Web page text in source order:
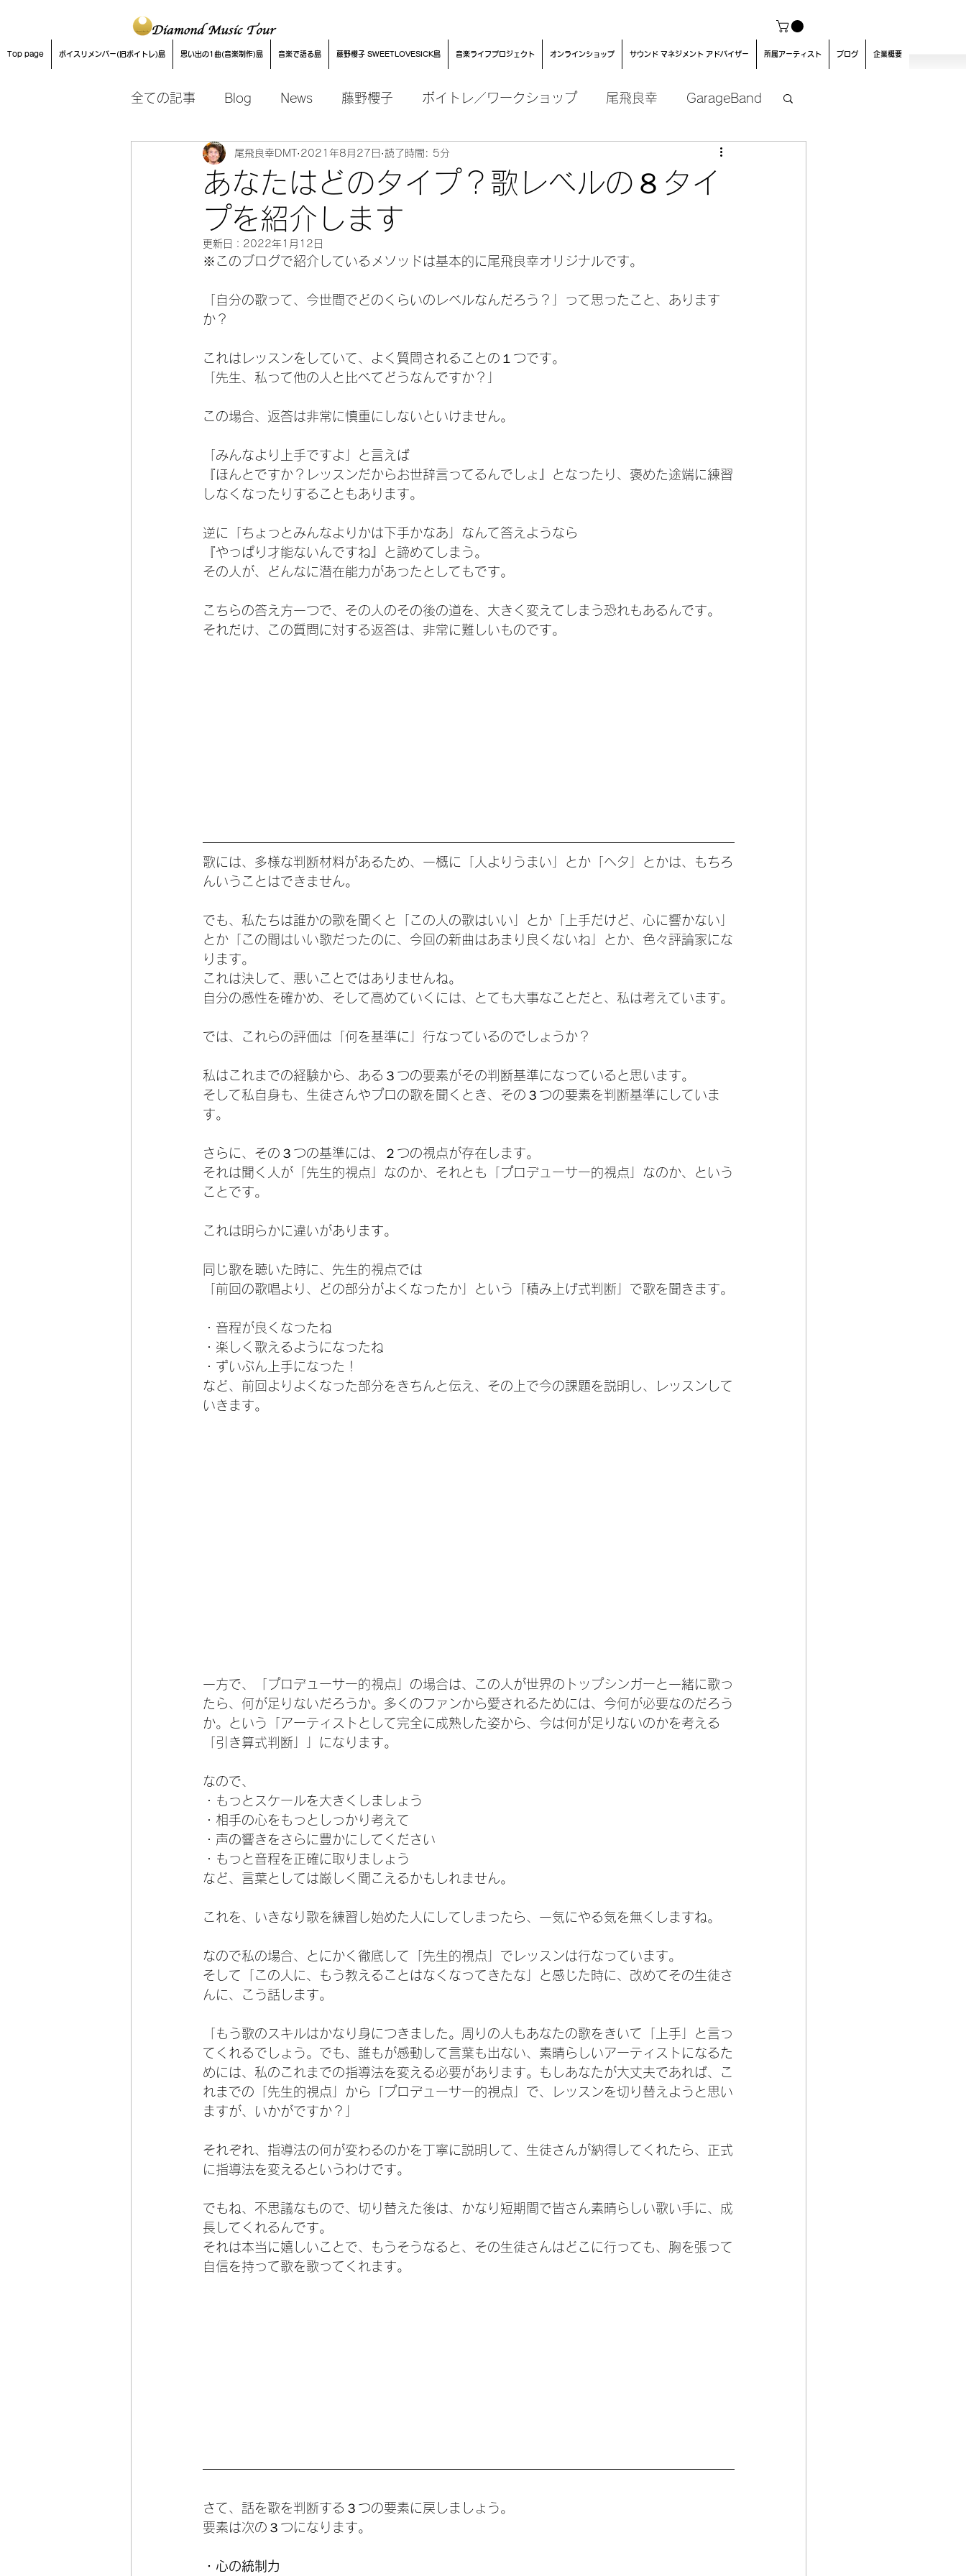
Top page ボイスリメンバー(旧ボイトレ)島 思い出の1曲(音楽制作)島 音楽で語る島 藤野櫻子 SWEETLOVESICK島 音楽ライフプロジェクト オンラインショップ サウンド マネジメント アドバイザー 所属アーティスト ブログ 企業概要
全ての記事 Blog News 藤野櫻子 ボイトレ／ワークショップ 尾飛良幸 GarageBand
音楽制作
あなたはどのタイプ？歌レベルの８タイ
プを紹介します
尾飛良幸DMT 2021年8月27日 読了時間: 5分
更新日： 2022年1月12日
※このブログで紹介しているメソッドは基本的に尾飛良幸オリジナルです。
「自分の歌って、今世間でどのくらいのレベルなんだろう？」って思ったこと、あります
か？
これはレッスンをしていて、よく質問されることの１つです。
「先生、私って他の人と比べてどうなんですか？」
この場合、返答は非常に慎重にしないといけません。
「みんなより上手ですよ」と言えば
『ほんとですか？レッスンだからお世辞言ってるんでしょ』となったり、褒めた途端に練習
しなくなったりすることもあります。
逆に「ちょっとみんなよりかは下手かなあ」なんて答えようなら
『やっぱり才能ないんですね』と諦めてしまう。
その人が、どんなに潜在能力があったとしてもです。
こちらの答え方一つで、その人のその後の道を、大きく変えてしまう恐れもあるんです。
それだけ、この質問に対する返答は、非常に難しいものです。
歌には、多様な判断材料があるため、一概に「人よりうまい」とか「ヘタ」とかは、もちろ
んいうことはできません。
でも、私たちは誰かの歌を聞くと「この人の歌はいい」とか「上手だけど、心に響かない」
とか「この間はいい歌だったのに、今回の新曲はあまり良くないね」とか、色々評論家にな
ります。
これは決して、悪いことではありませんね。
自分の感性を確かめ、そして高めていくには、とても大事なことだと、私は考えています。
では、これらの評価は「何を基準に」行なっているのでしょうか？
私はこれまでの経験から、ある３つの要素がその判断基準になっていると思います。
そして私自身も、生徒さんやプロの歌を聞くとき、その３つの要素を判断基準にしていま
す。
さらに、その３つの基準には、２つの視点が存在します。
それは聞く人が「先生的視点」なのか、それとも「プロデューサー的視点」なのか、という
ことです。
これは明らかに違いがあります。
同じ歌を聴いた時に、先生的視点では
「前回の歌唱より、どの部分がよくなったか」という「積み上げ式判断」で歌を聞きます。
・音程が良くなったね
・楽しく歌えるようになったね
・ずいぶん上手になった！
など、前回よりよくなった部分をきちんと伝え、その上で今の課題を説明し、レッスンして
いきます。
一方で、「プロデューサー的視点」の場合は、この人が世界のトップシンガーと一緒に歌っ
たら、何が足りないだろうか。多くのファンから愛されるためには、今何が必要なのだろう
か。という「アーティストとして完全に成熟した姿から、今は何が足りないのかを考える
「引き算式判断」」になります。
なので、
・もっとスケールを大きくしましょう
・相手の心をもっとしっかり考えて
・声の響きをさらに豊かにしてください
・もっと音程を正確に取りましょう
など、言葉としては厳しく聞こえるかもしれません。
これを、いきなり歌を練習し始めた人にしてしまったら、一気にやる気を無くしますね。
なので私の場合、とにかく徹底して「先生的視点」でレッスンは行なっています。
そして「この人に、もう教えることはなくなってきたな」と感じた時に、改めてその生徒さ
んに、こう話します。
「もう歌のスキルはかなり身につきました。周りの人もあなたの歌をきいて「上手」と言っ
てくれるでしょう。でも、誰もが感動して言葉も出ない、素晴らしいアーティストになるた
めには、私のこれまでの指導法を変える必要があります。もしあなたが大丈夫であれば、こ
れまでの「先生的視点」から「プロデューサー的視点」で、レッスンを切り替えようと思い
ますが、いかがですか？」
それぞれ、指導法の何が変わるのかを丁寧に説明して、生徒さんが納得してくれたら、正式
に指導法を変えるというわけです。
でもね、不思議なもので、切り替えた後は、かなり短期間で皆さん素晴らしい歌い手に、成
長してくれるんです。
それは本当に嬉しいことで、もうそうなると、その生徒さんはどこに行っても、胸を張って
自信を持って歌を歌ってくれます。
さて、話を歌を判断する３つの要素に戻しましょう。
要素は次の３つになります。
・心の統制力